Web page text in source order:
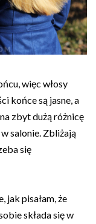
więc włosy
końce są jasne, a
zbyt dużą różnicę
salonie. Zbliżają
się
jak pisałam, że
składa się w